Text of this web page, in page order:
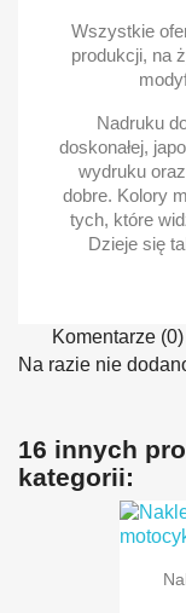
Wszystkie
produkcji, na
Nadruku
doskonałej,
wydruku
dobre. Kolory
tych, które
Dzieje się
Komentarze (0)
Na razie nie
16 innych
kategorii: